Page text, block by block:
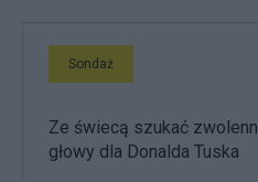
Sondaż
Ze świecą szukać
głowy dla Donalda Tuska